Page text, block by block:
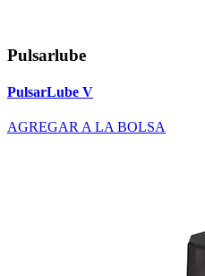
Pulsarlube
PulsarLube V
AGREGAR A LA BOLSA